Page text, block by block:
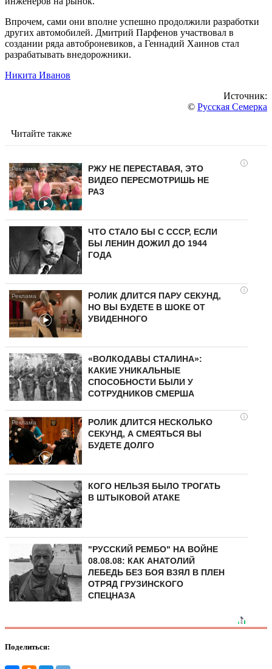
Впрочем, сами они вполне успешно продолжили разработки
других автомобилей. Дмитрий Парфенов участвовал в
создании ряда автоброневиков, а Геннадий Хаинов стал
разрабатывать внедорожники.
Никита Иванов
Источник:
© Русская Семерка
Читайте также
i
РЖУ НЕ ПЕРЕСТАВАЯ, ЭТО
ВИДЕО ПЕРЕСМОТРИШЬ НЕ
РАЗ
ЧТО СТАЛО БЫ С СССР, ЕСЛИ
БЫ ЛЕНИН ДОЖИЛ ДО 1944
ГОДА
i
РОЛИК ДЛИТСЯ ПАРУ СЕКУНД,
НО ВЫ БУДЕТЕ В ШОКЕ ОТ
УВИДЕННОГО
«ВОЛКОДАВЫ СТАЛИНА»:
КАКИЕ УНИКАЛЬНЫЕ
СПОСОБНОСТИ БЫЛИ У
СОТРУДНИКОВ СМЕРША
i
РОЛИК ДЛИТСЯ НЕСКОЛЬКО
СЕКУНД, А СМЕЯТЬСЯ ВЫ
БУДЕТЕ ДОЛГО
КОГО НЕЛЬЗЯ БЫЛО ТРОГАТЬ
В ШТЫКОВОЙ АТАКЕ
"РУССКИЙ РЕМБО" НА ВОЙНЕ
08.08.08: КАК АНАТОЛИЙ
ЛЕБЕДЬ БЕЗ БОЯ ВЗЯЛ В ПЛЕН
ОТРЯД ГРУЗИНСКОГО
СПЕЦНАЗА
Поделиться: